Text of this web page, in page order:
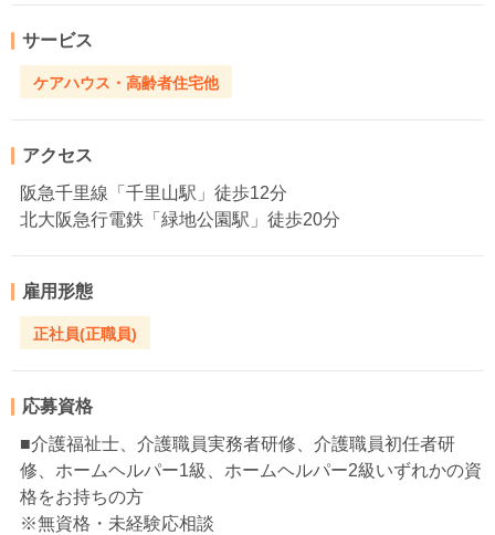
サービス
ケアハウス・高齢者住宅他
アクセス
阪急千里線「千里山駅」徒歩12分
北大阪急行電鉄「緑地公園駅」徒歩20分
雇用形態
正社員(正職員)
応募資格
■介護福祉士、介護職員実務者研修、介護職員初任者研
修、ホームヘルパー1級、ホームヘルパー2級いずれかの資
格をお持ちの方
※無資格・未経験応相談